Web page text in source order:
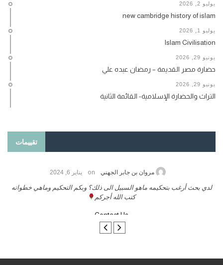
يوليو 2, 2026
new cambridge history of islam
يوليو 1, 2026
Islam Civilisation
يونيو 29, 2026
حضارة مصر القديمة – رمضان عبده علي
يونيو 29, 2026
التراث والحضارة الإسلامية- القائمة الثانية
تقييمات
مروان بن جابر الجهني on يناير 6, 2024
لدي بحث أرغب بتحكيمه ماهو السبيل الى ذلك؟ وبكم التحكيم وماهي خطواته
كتب الله أجركم
Contact Us